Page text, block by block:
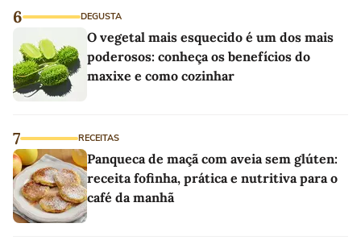
6 DEGUSTA
O vegetal mais esquecido é um dos mais
poderosos: conheça os benefícios do
maxixe e como cozinhar
7 RECEITAS
Panqueca de maçã com aveia sem glúten:
receita fofinha, prática e nutritiva para o
café da manhã